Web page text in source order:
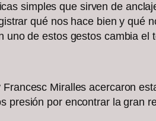
simples que sirven de
qué nos hace bien y qué
uno de estos gestos cambia el
Miralles acercaron
presión por encontrar la gran